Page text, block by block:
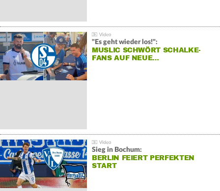
"Es geht wieder los!":
MUSLIC SCHWÖRT SCHALKE-
FANS AUF NEUE…
Sieg in Bochum:
BERLIN FEIERT PERFEKTEN
START